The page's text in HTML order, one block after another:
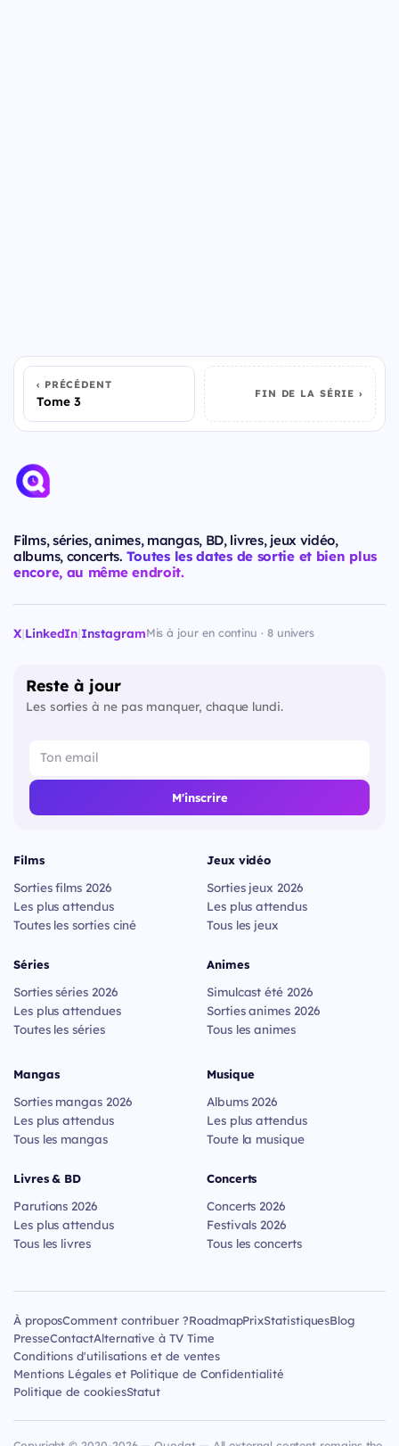
PRÉCÉDENT
Tome 3 FIN DE LA SÉRIE
Films, séries, animes, mangas, BD, livres, jeux vidéo,
albums, concerts. Toutes les dates de sortie et bien plus
encore, au même endroit.
X|LinkedIn|InstagramMis à jour en continu · 8 univers
Reste à jour
Les sorties à ne pas manquer, chaque lundi.
M'inscrire
Films
Sorties films 2026
Les plus attendus
Toutes les sorties ciné
Séries
Sorties séries 2026
Les plus attendues
Toutes les séries
Jeux vidéo
Sorties jeux 2026
Les plus attendus
Tous les jeux
Animes
Simulcast été 2026
Sorties animes 2026
Tous les animes
Mangas
Sorties mangas 2026
Les plus attendus
Tous les mangas
Livres & BD
Parutions 2026
Les plus attendus
Tous les livres
Musique
Albums 2026
Les plus attendus
Toute la musique
Concerts
Concerts 2026
Festivals 2026
Tous les concerts
À proposComment contribuer ?RoadmapPrixStatistiquesBlog
PresseContactAlternative à TV Time
Conditions d'utilisations et de ventes
Mentions Légales et Politique de Confidentialité
Politique de cookiesStatut